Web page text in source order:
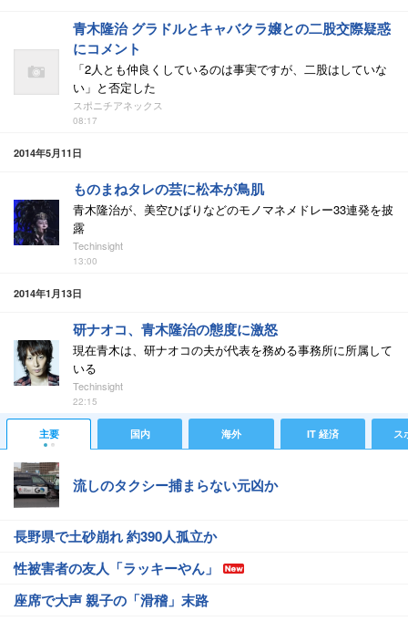
青木隆治 グラドルとキャバクラ嬢との二股交際疑惑
にコメント
「2人とも仲良くしているのは事実ですが、二股はしていな
い」と否定した
スポニチアネックス
08:17
2014年5月11日
ものまねタレの芸に松本が鳥肌
青木隆治が、美空ひばりなどのモノマネメドレー33連発を披
露
Techinsight
13:00
2014年1月13日
研ナオコ、青木隆治の態度に激怒
現在青木は、研ナオコの夫が代表を務める事務所に所属して
いる
Techinsight
22:15
主要 国内 海外 IT 経済 ス
流しのタクシー捕まらない元凶か
長野県で土砂崩れ 約390人孤立か
性被害者の友人「ラッキーやん」
座席で大声 親子の「滑稽」末路